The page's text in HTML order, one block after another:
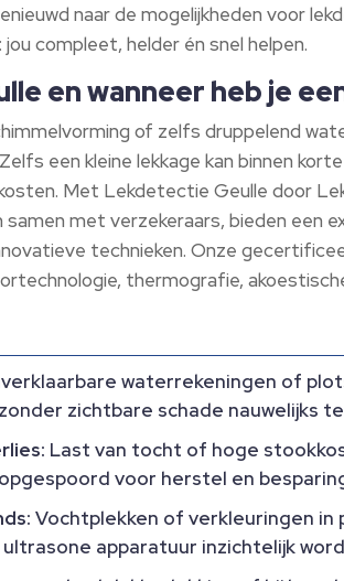
naar de mogelijkheden voor
jou compleet, helder én snel helpen.
en wanneer heb je
of zelfs druppelend
een kleine lekkage kan binnen
Met Lekdetectie Geulle door
samen met verzekeraars, bieden een
technieken. Onze
thermografie,
waterrekeningen of
zichtbare schade nauwelijks
Last van tocht of hoge
voor herstel en
Vochtplekken of verkleuringen in
apparatuur inzichtelijk